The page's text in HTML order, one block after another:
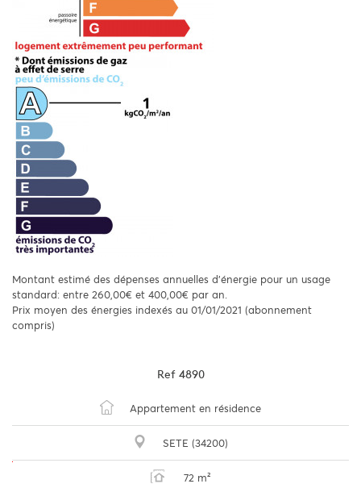
Montant estimé des dépenses annuelles d'énergie pour un usage
standard: entre 260,00€ et 400,00€ par an.
Prix moyen des énergies indexés au 01/01/2021 (abonnement
compris)
Ref 4890
Appartement en résidence
SETE (34200)
72 m²